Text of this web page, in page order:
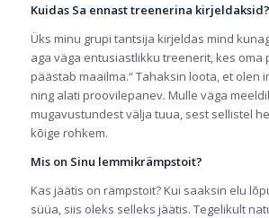
Kuidas Sa ennast treenerina kirjeldaksid?
Üks minu grupi tantsija kirjeldas mind
aga väga entusiastlikku treenerit, kes oma
päästab maailma.“ Tahaksin loota, et olen
ning alati proovilepanev. Mulle väga
mugavustundest välja tuua, sest sellistel
kõige rohkem.
Mis on Sinu lemmikrämpstoit?
Kas jäätis on rämpstoit? Kui saaksin elu
süüa, siis oleks selleks jäätis. Tegelikult